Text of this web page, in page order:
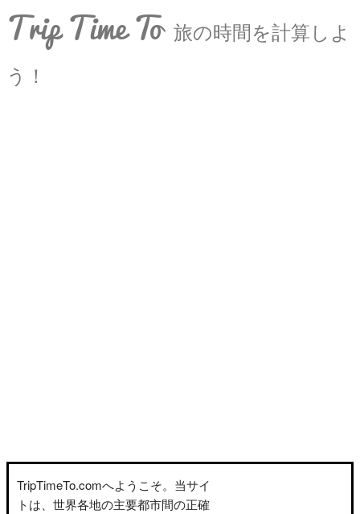
Trip Time To 旅の時間を計算しよ
う！
TripTimeTo.comへようこそ。当サイ
トは、世界各地の主要都市間の正確